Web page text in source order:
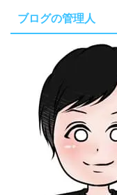
ブログの管理人